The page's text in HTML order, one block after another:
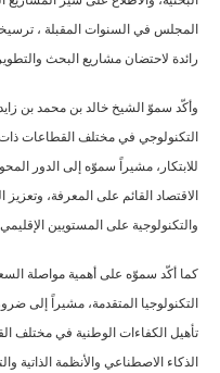
المجلس في السنوات المقبلة ،
رائدة لاحتضان مشاريع البحث والتطوير
وأكّد سموّ الشيخ خالد بن محمد بن
التكنولوجي في مختلف القطاعات ذات
للابتكار، مشيراً سموّه إلى الدور
الاقتصاد القائم على المعرفة، وتعزيز
والتكنولوجية على المستويين
كما أكّد سموّه على أهمية مواصلة
التكنولوجيا المتقدمة، مشيراً إلى
تأهيل الكفاءات الوطنية في مختلف
الذكاء الاصطناعي والأنظمة الذاتية